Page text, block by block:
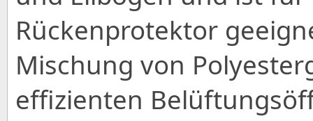
Rückenprotektor
Mischung von
effizienten